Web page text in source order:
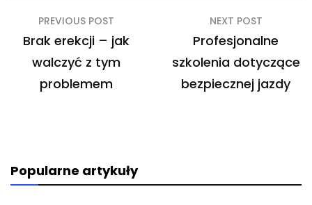
Nawigacja
wpisu
PREVIOUS POST
Brak erekcji – jak
walczyć z tym
problemem
NEXT POST
Profesjonalne
szkolenia dotyczące
bezpiecznej jazdy
Popularne artykuły